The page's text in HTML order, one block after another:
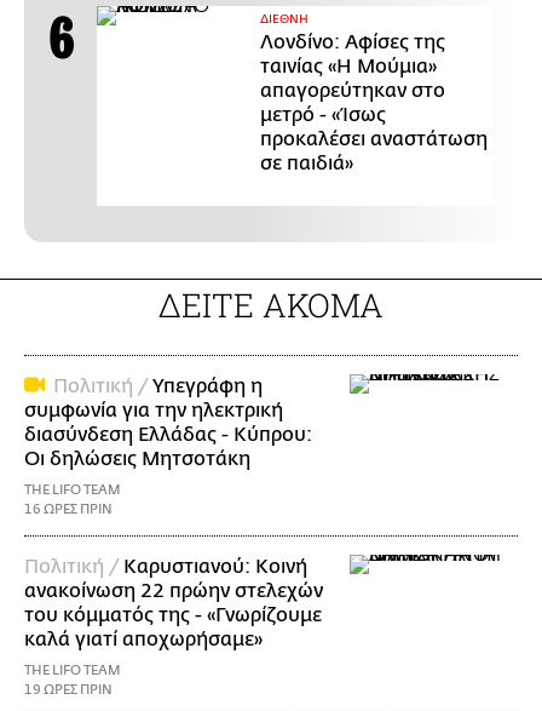
ΔΙΕΘΝΗ
Λονδίνο: Αφίσες της
ταινίας «Η Μούμια»
απαγορεύτηκαν στο
μετρό - «Ίσως
προκαλέσει αναστάτωση
σε παιδιά»
ΔΕΙΤΕ ΑΚΟΜΑ
Πολιτική /Υπεγράφη η
συμφωνία για την ηλεκτρική
διασύνδεση Ελλάδας - Κύπρου:
Οι δηλώσεις Μητσοτάκη
THE LIFO TEAM
16 ΩΡΕΣ ΠΡΙΝ
Πολιτική / Καρυστιανού: Κοινή
ανακοίνωση 22 πρώην στελεχών
του κόμματός της - «Γνωρίζουμε
καλά γιατί αποχωρήσαμε»
THE LIFO TEAM
19 ΩΡΕΣ ΠΡΙΝ